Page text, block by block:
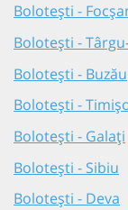
Bolotești -
Bolotești -
Bolotești - Buzău
Bolotești -
Bolotești - Galați
Bolotești - Sibiu
Bolotești - Deva